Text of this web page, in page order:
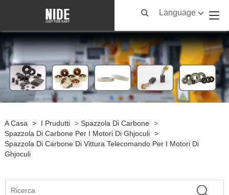
Language
A Casa > I Prudutti > Spazzola Di Carbone >
Spazzola Di Carbone Per I Motori Di Ghjoculi >
Spazzola Di Carbone Di Vittura Telecomando Per I Motori Di
Ghjoculi